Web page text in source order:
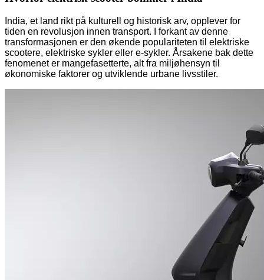
India, et land rikt på kulturell og historisk arv, opplever for
tiden en revolusjon innen transport. I forkant av denne
transformasjonen er den økende populariteten til elektriske
scootere, elektriske sykler eller e-sykler. Årsakene bak dette
fenomenet er mangefasetterte, alt fra miljøhensyn til
økonomiske faktorer og utviklende urbane livsstiler.